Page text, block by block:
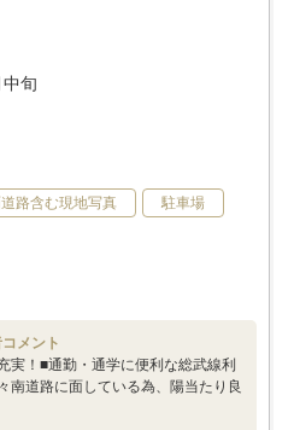
旬
路含む現地写真 駐車場
メント
実！■通勤・通学に便利な総武線利
南道路に面している為、陽当たり良